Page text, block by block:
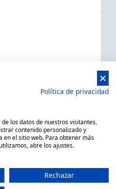
Sant Feliu de Llobregat,
de 15.00h a 18.00h -
Política de privacidad
los datos de nuestros visitantes,
contenido personalizado y
en el sitio web. Para obtener más
abre los ajustes.
Rechazar